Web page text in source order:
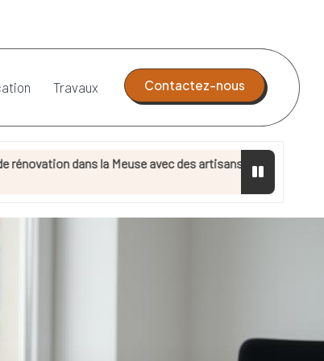
Travaux Contactez-nous
la Meuse avec des artisans qualifiés